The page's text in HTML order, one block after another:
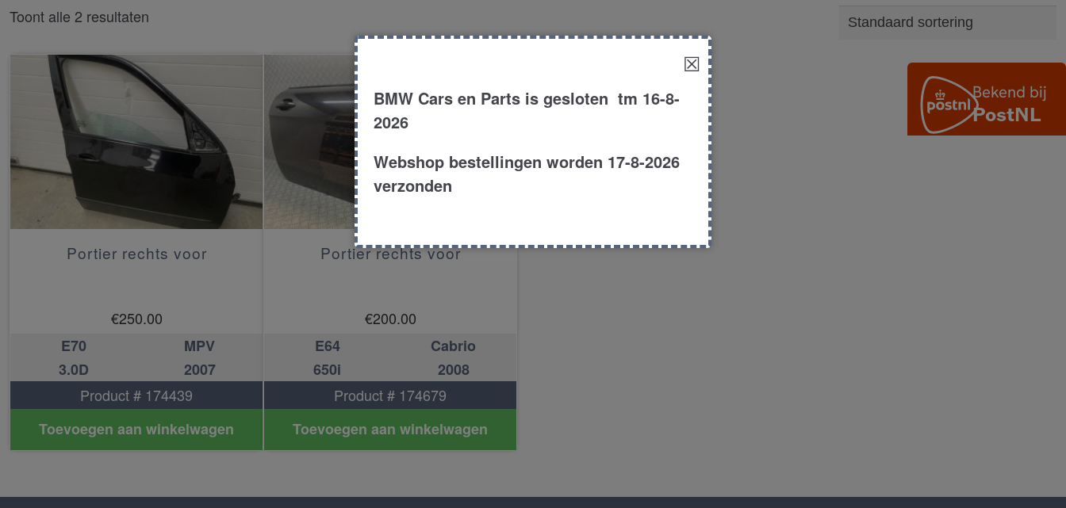
Toont alle 2 resultaten
Portier rechts voor
€250.00
E70
MPV
3.0D
2007
Product # 174439
Toevoegen aan winkelwagen
Portier rechts voor
€200.00
E64
Cabrio
650i
2008
Product # 174679
Toevoegen aan winkelwagen
☒
BMW Cars en Parts is gesloten tm 16-8-
2026
Webshop bestellingen worden 17-8-2026
verzonden